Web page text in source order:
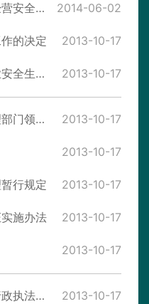
关于加强和改进烟花爆竹经营安全监管工作的通知 2014-06-02
的决定 2013-10-17
国务院关于进一步加强企业安全生产工作的通知 2013-10-17
关于加强安全生产监督管理部门领导班子和干部队伍建设有关问题的通知 2013-10-17
2013-10-17
行规定 2013-10-17
施办法 2013-10-17
2013-10-17
安全生产监管监察职责和行政执法责任追究的暂行规定 2013-10-17